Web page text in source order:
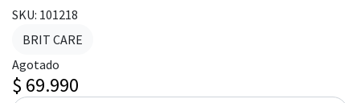
SKU: 101218
BRIT CARE
Agotado
$ 69.990